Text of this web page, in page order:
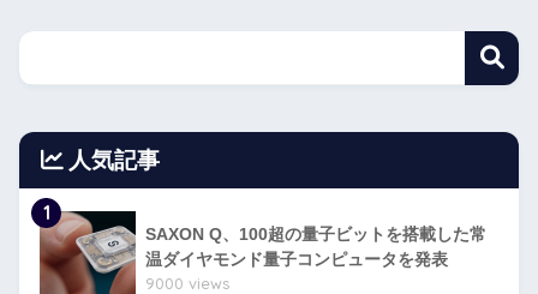
人気記事
1
SAXON Q、100超の量子ビットを搭載した常
温ダイヤモンド量子コンピュータを発表
9000 views